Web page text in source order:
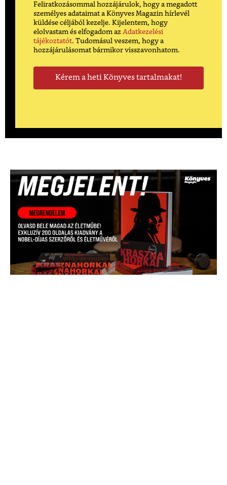
Feliratkozásommal hozzájárulok, hogy a megadott
személyes adataimat a Könyves Magazin hírlevél
küldése céljából kezelje. Kijelentem, hogy
elolvastam és elfogadom az Adatkezelési
tájékoztatót. Tudomásul veszem, hogy a
hozzájárulásomat bármikor visszavonhatom.